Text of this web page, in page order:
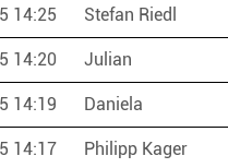
14:25 Stefan Riedl
14:20 Julian
14:19 Daniela
14:17 Philipp Kager